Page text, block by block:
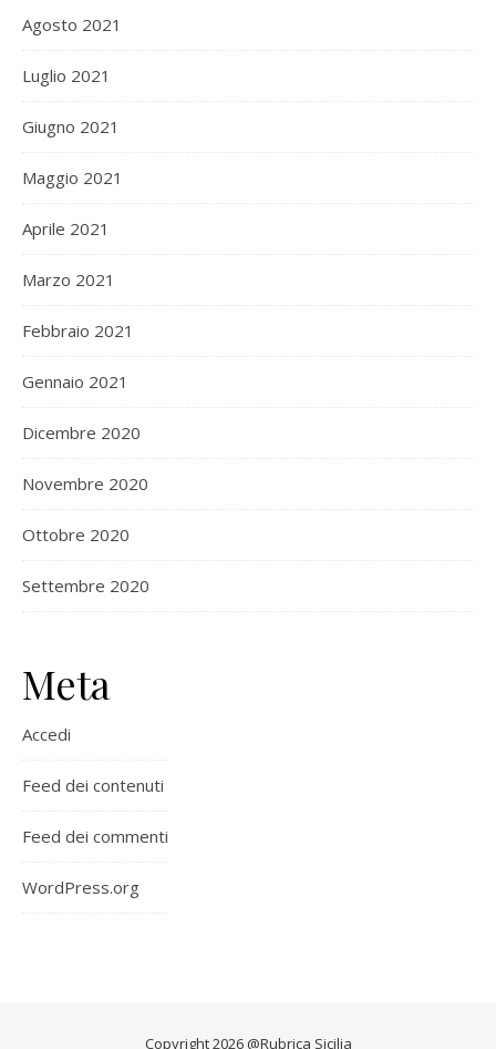
Agosto 2021
Luglio 2021
Giugno 2021
Maggio 2021
Aprile 2021
Marzo 2021
Febbraio 2021
Gennaio 2021
Dicembre 2020
Novembre 2020
Ottobre 2020
Settembre 2020
Meta
Accedi
Feed dei contenuti
Feed dei commenti
WordPress.org
Copyright 2026 @Rubrica Sicilia